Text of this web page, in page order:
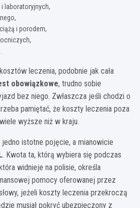
laboratoryjnych,
i porodem,
leczenia, podobnie jak cała
obowiązkowe, trudno sobie
bez niego. Zwłaszcza jeśli chodzi o
pamiętać, że koszty leczenia poza
wyższe niż w kraju.
istotne pojęcie, a mianowicie
. Kwota ta, którą wybiera się podczas
widnieje na polisie, określa
pomocy oferowanej przez
jeżeli koszty leczenia przekroczą
musiał pokryć ubezpieczony z